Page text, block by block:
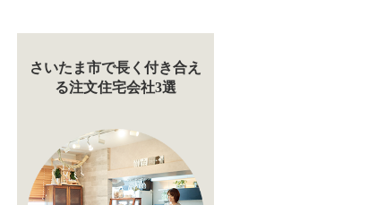
さいたま市で長く付き合え
る注文住宅会社3選